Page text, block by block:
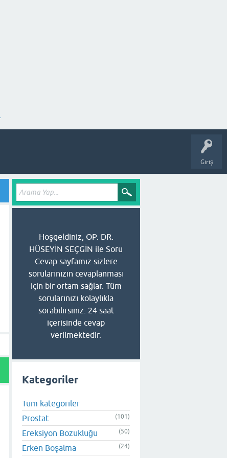
Giriş
Hoşgeldiniz, OP. DR.
HÜSEYİN SEÇGİN ile Soru
Cevap sayfamız sizlere
sorularınızın cevaplanması
için bir ortam sağlar. Tüm
sorularınızı kolaylıkla
sorabilirsiniz. 24 saat
içerisinde cevap
verilmektedir.
Kategoriler
Tüm kategoriler
Prostat
(101)
Ereksiyon Bozukluğu (50)
Erken Boşalma (24)